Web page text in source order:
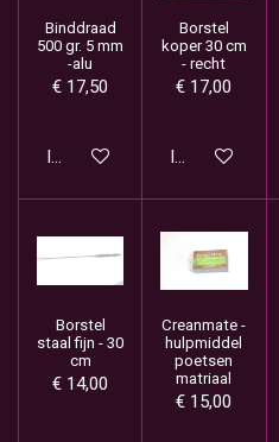
Binddraad
500 gr. 5 mm
-alu
€ 17,50
In winkelwagen
Borstel
koper 30 cm
- recht
€ 17,00
In winkelwagen
Borstel
staal fijn - 30
cm
€ 14,00
Creanmate -
hulpmiddel
poetsen
matriaal
€ 15,00